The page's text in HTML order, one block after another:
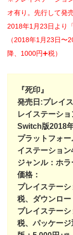
オ有り。先行して発
2018年1月23日より
（2018年1月23日〜
降、1000円➕税）
『死印』
発売日:プレイ
レイステーシ
Switch版2018
プラットフォ
イステーション
ジャンル：ホ
価格：
プレイステー
税、ダウンロ
プレイステー
税、パッケージ